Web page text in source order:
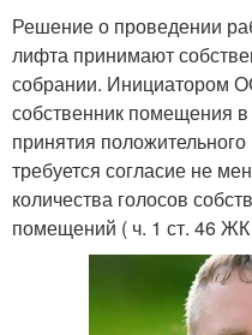
Решение о проведении
лифта принимают
собрании. Инициатором
собственник помещения
принятия
требуется согласие не
количества голосов
помещений ( ч. 1 ст. 46